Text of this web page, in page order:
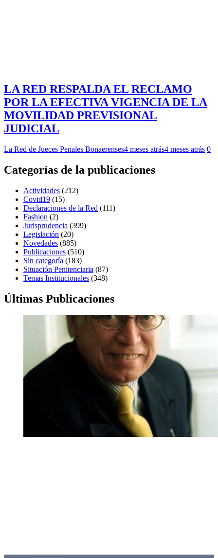
LA RED RESPALDA EL RECLAMO
POR LA EFECTIVA VIGENCIA DE LA
MOVILIDAD PREVISIONAL
JUDICIAL
La Red de Jueces Penales Bonaerenses4 meses atrás4 meses atrás 0
Categorías de la publicaciones
Actividades (212)
Covid19 (15)
Declaraciones de la Red (111)
Fashion (2)
Jurisprudencia (399)
Legislación (20)
Novedades (885)
Publicaciones (510)
Sin categoría (183)
Situación Penitenciaria (87)
Temas Institucionales (348)
Últimas Publicaciones